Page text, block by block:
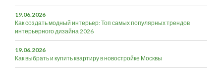
19.06.2026
Как создать модный интерьер: Топ самых популярных трендов
интерьерного дизайна 2026
19.06.2026
Как выбрать и купить квартиру в новостройке Москвы